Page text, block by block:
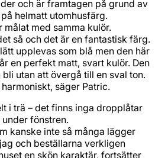
och är framtagen på grund av
helmatt utomhusfärg.
målat med samma kulör.
så och det är en fantastisk färg.
upplevas som blå men den här
en perfekt matt, svart kulör. Den
utan att övergå till en sval ton.
säger Patric.
i trä – det finns inga dropplåtar
fönstren.
kanske inte så många lägger
och beställarna verkligen
en skön karaktär, fortsätter